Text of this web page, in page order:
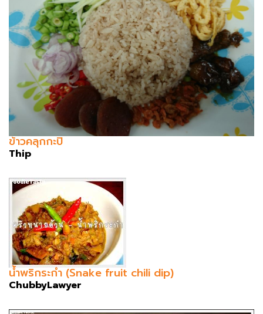
ข้าวคลุกกะปิ
Thip
น้ำพริกระกำ (Snake fruit chili dip)
ChubbyLawyer